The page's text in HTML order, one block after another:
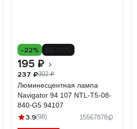
-22%
195 ₽
237 ₽302 ₽
Люминесцентная лампа
Navigator 94 107 NTL-T5-08-
840-G5 94107
3.9(98) 15567878